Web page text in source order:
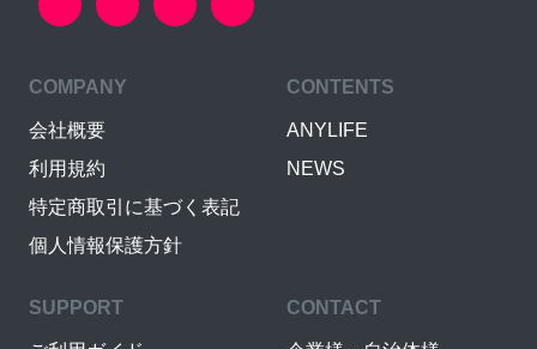
COMPANY
会社概要
利用規約
特定商取引に基づく表記
個人情報保護方針
CONTENTS
ANYLIFE
NEWS
SUPPORT CONTACT